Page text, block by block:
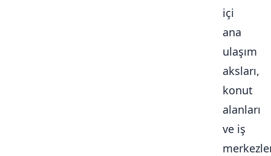
içi
ana
ulaşım
aksları,
konut
alanları
ve iş